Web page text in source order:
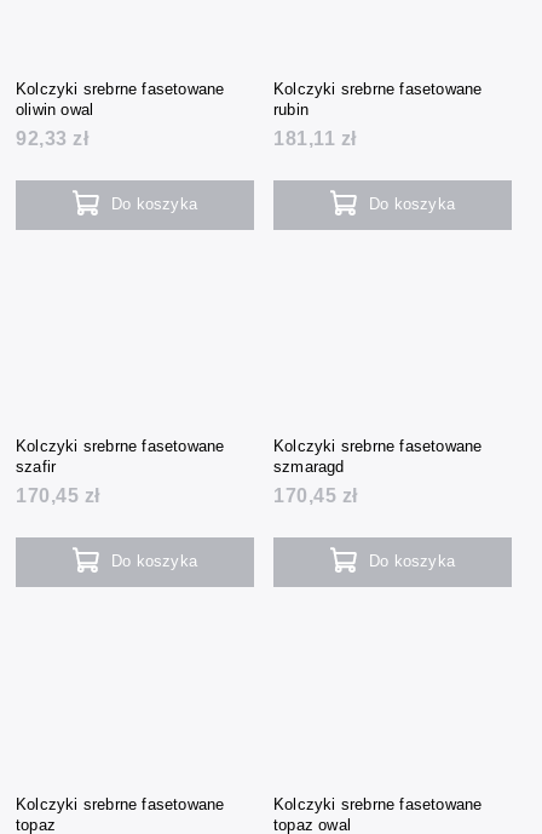
Kolczyki srebrne fasetowane
oliwin owal
92,33 zł
Do koszyka
Kolczyki srebrne fasetowane
rubin
181,11 zł
Do koszyka
Kolczyki srebrne fasetowane
szafir
170,45 zł
Do koszyka
Kolczyki srebrne fasetowane
szmaragd
170,45 zł
Do koszyka
Kolczyki srebrne fasetowane
topaz
Kolczyki srebrne fasetowane
topaz owal